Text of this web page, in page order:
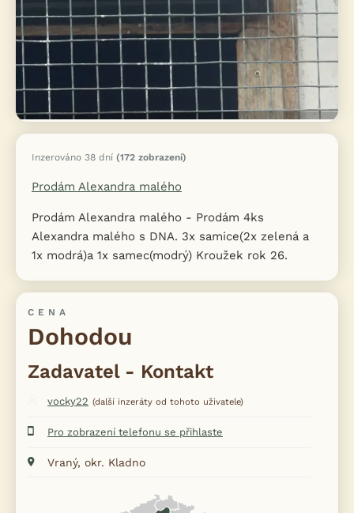
Inzerováno 38 dní (172 zobrazení)
Prodám Alexandra malého
Prodám Alexandra malého - Prodám 4ks
Alexandra malého s DNA. 3x samice(2x zelená a
1x modrá)a 1x samec(modrý) Kroužek rok 26.
CENA
Dohodou
Zadavatel - Kontakt
vocky22 (další inzeráty od tohoto uživatele)
Pro zobrazení telefonu se přihlaste
Vraný, okr. Kladno